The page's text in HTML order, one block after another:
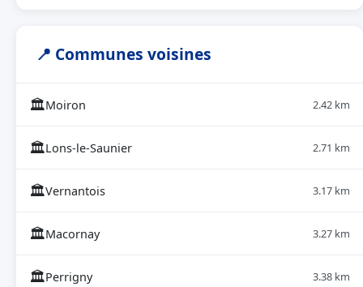
📍 Communes voisines
🏛Moiron 2.42 km
🏛Lons-le-Saunier 2.71 km
🏛Vernantois 3.17 km
🏛Macornay 3.27 km
🏛Perrigny 3.38 km